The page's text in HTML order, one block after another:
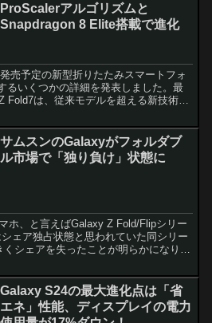
ProScalerアルゴリズムと
Snapdragon 8 Elite搭載で進化
売予定の新型折りたたみスマートフォ
るいくつかの詳細を発表しました。最
Fold7は、従来モデルを超える新技術を
サムスンのGalaxyがフォルダブ
ル市場で「独り負け」状態に
ホ、と言えばGalaxy Z Fold/Flipシリー
ェア独占状態と思われていた同シリー
シェアを失ったことが明らかになりま
Galaxy S24の最大進化点は「省
エネ」性能、ディスプレイの電力